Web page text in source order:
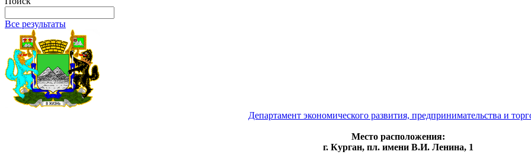
Все результаты
Департамент экономического развития, предпринимательства и
Место расположения:
г. Курган, пл. имени В.И. Ленина, 1